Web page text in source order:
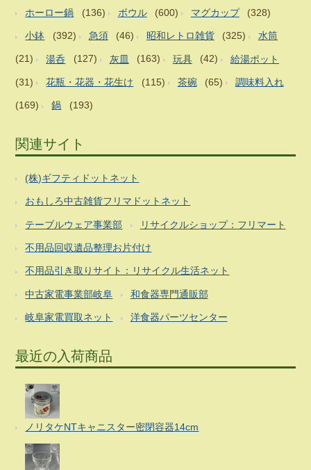
ホーロー鍋 (136) ボウル (600) マグカップ (328)
小鉢 (392) 急須 (46) 昭和レトロ雑貨 (325) 水筒
(21) 湯呑 (127) 灰皿 (163) 玩具 (42) 給湯ポット
(31) 花瓶・花器・花生け (115) 茶碗 (65) 調味料入れ
(169) 鍋 (193)
関連サイト
(株)ギフティドットネット
おもしろ中古雑貨フリマドットネット
テーブルウェア事業部 リサイクルショップ：フリマート
不用品回収遺品整理お片付け
不用品引き取りサイト：リサイクル生活ネット
中古家電事業部岐阜 和食器専門通販部
岐阜家電買取ネット 洋食器パーツセンター
最近の入荷商品
ノリタケNTキャニスター密閉容器14cm